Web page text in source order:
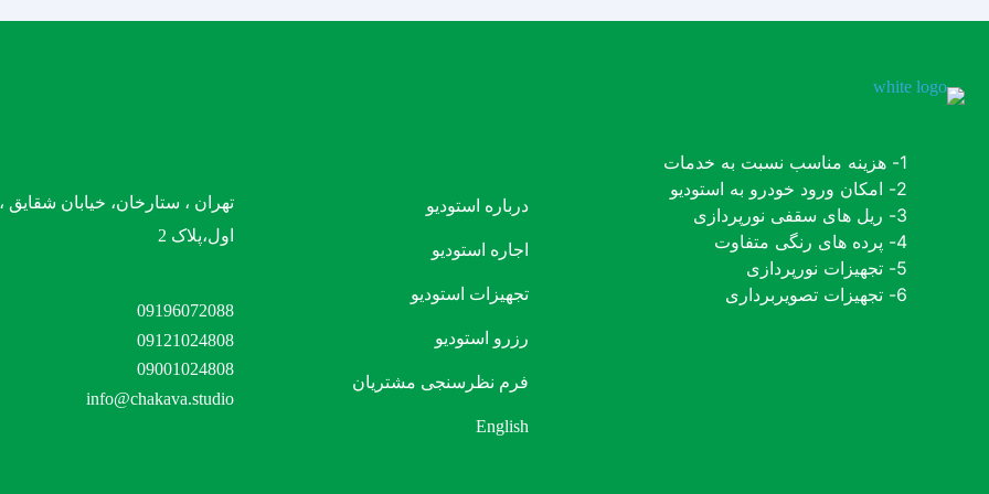
1- هزینه مناسب نسبت به خدمات
2- امکان ورود خودرو به استودیو
3- ریل های سقفی نورپردازی
4- پرده های رنگی متفاوت
5- تجهیزات نورپردازی
6- تجهیزات تصویربرداری
درباره استودیو
اجاره استودیو
تجهیزات استودیو
رزرو استودیو
فرم نظرسنجی مشتریان
English
تهران ، ستارخان، خیابان
اول،پلاک 2
09196072088
09121024808
09001024808
info@chakava.studio